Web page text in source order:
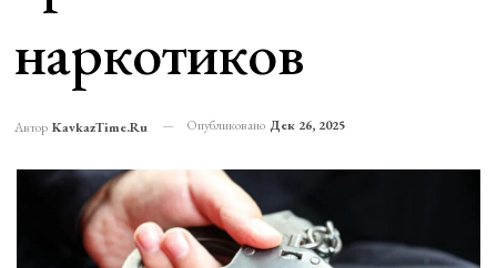
наркотиков
Автор KavkazTime.ru Опубликовано Дек 26, 2025